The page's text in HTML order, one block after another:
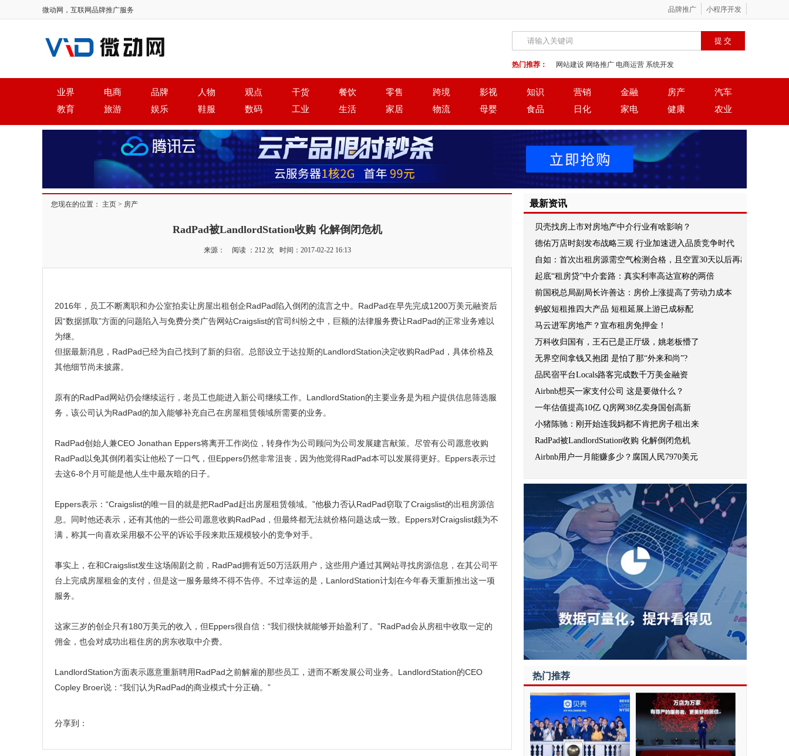
微动网，互联网品牌推广服务 品牌推广 小程序开发
热门推荐： 网站建设 网络推广 电商运营 系统开发
业界 电商 品牌 人物 观点 干货 餐饮 零售 跨境 影视 知识 营销 金融 房产
汽车
教育
旅游 娱乐 鞋服 数码 工业 生活 家居 物流 母婴 食品 日化 家电 健康 农业
您现在的位置： 主页 > 房产
RadPad被LandlordStation收购 化解倒闭危机
来源： 阅读 ： 212 次 时间：2017-02-22 16:13
2016年，员工不断离职和办公室拍卖让房屋出租创企RadPad陷入倒闭的流言之中。RadPad在早先完成1200万美元融资后
因“数据抓取”方面的问题陷入与免费分类广告网站Craigslist的官司纠纷之中，巨额的法律服务费让RadPad的正常业务难以
为继。
但据最新消息，RadPad已经为自己找到了新的归宿。总部设立于达拉斯的LandlordStation决定收购RadPad，具体价格及
其他细节尚未披露。
原有的RadPad网站仍会继续运行，老员工也能进入新公司继续工作。LandlordStation的主要业务是为租户提供信息筛选服
务，该公司认为RadPad的加入能够补充自己在房屋租赁领域所需要的业务。
RadPad创始人兼CEO Jonathan Eppers将离开工作岗位，转身作为公司顾问为公司发展建言献策。尽管有公司愿意收购
RadPad以免其倒闭着实让他松了一口气，但Eppers仍然非常沮丧，因为他觉得RadPad本可以发展得更好。Eppers表示过
去这6-8个月可能是他人生中最灰暗的日子。
Eppers表示：“Craigslist的唯一目的就是把RadPad赶出房屋租赁领域。”他极力否认RadPad窃取了Craigslist的出租房源信
息。同时他还表示，还有其他的一些公司愿意收购RadPad，但最终都无法就价格问题达成一致。Eppers对Craigslist颇为不
满，称其一向喜欢采用极不公平的诉讼手段来欺压规模较小的竞争对手。
事实上，在和Craigslist发生这场闹剧之前，RadPad拥有近50万活跃用户，这些用户通过其网站寻找房源信息，在其公司平
台上完成房屋租金的支付，但是这一服务最终不得不告停。不过幸运的是，LanlordStation计划在今年春天重新推出这一项
服务。
这家三岁的创企只有180万美元的收入，但Eppers很自信：“我们很快就能够开始盈利了。”RadPad会从房租中收取一定的
佣金，也会对成功出租住房的房东收取中介费。
LandlordStation方面表示愿意重新聘用RadPad之前解雇的那些员工，进而不断发展公司业务。LandlordStation的CEO
Copley Broer说：“我们认为RadPad的商业模式十分正确。”
分享到：
最新资讯
贝壳找房上市对房地产中介行业有啥影响？
德佑万店时刻发布战略三观 行业加速进入品质竞争时代
自如：首次出租房源需空气检测合格，且空置30天以后再出租
起底“租房贷”中介套路：真实利率高达宣称的两倍
前国税总局副局长许善达：房价上涨提高了劳动力成本
蚂蚁短租推四大产品 短租延展上游已成标配
马云进军房地产？宣布租房免押金！
万科收归国有，王石已是正厅级，姚老板懵了
无界空间拿钱又抱团 是怕了那“外来和尚”?
品民宿平台Locals路客完成数千万美金融资
Airbnb想买一家支付公司 这是要做什么？
一年估值提高10亿 Q房网38亿卖身国创高新
小猪陈驰：刚开始连我妈都不肯把房子租出来
RadPad被LandlordStation收购 化解倒闭危机
Airbnb用户一月能赚多少？腐国人民7970美元
热门推荐